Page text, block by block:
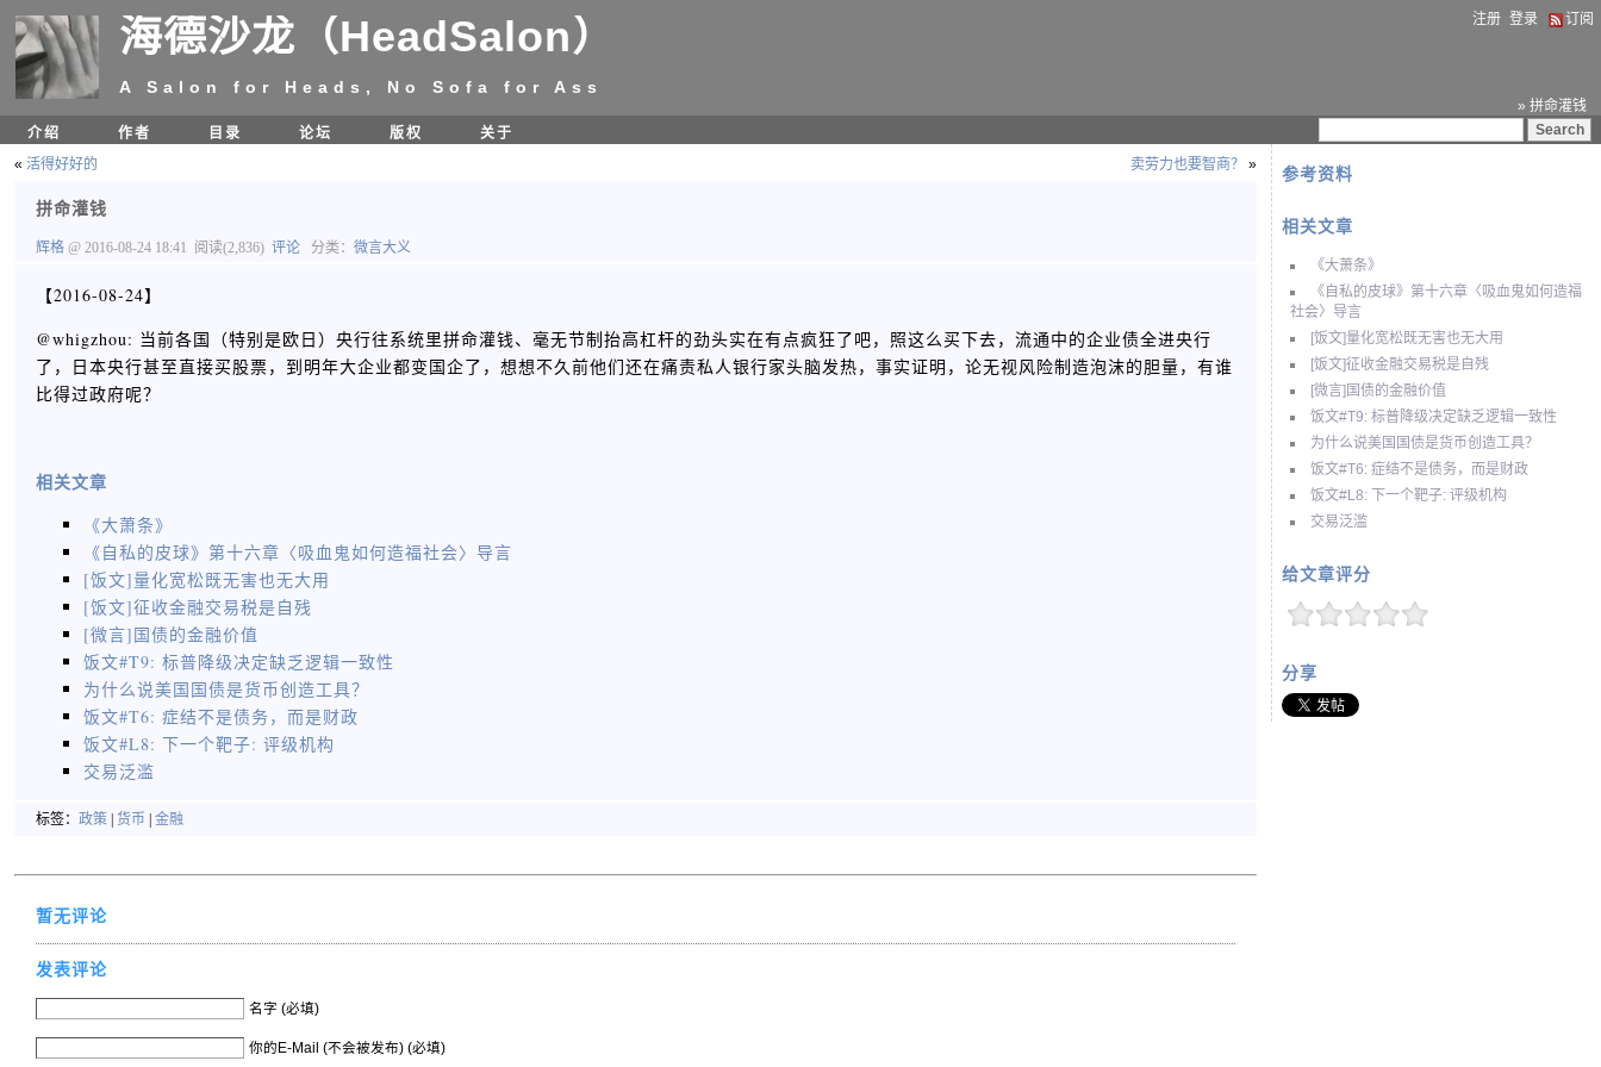
海德沙龙（HeadSalon）
A Salon for Heads, No Sofa for Ass
注册 登录 订阅
» 拼命灌钱
介绍
作者 目录 论坛 版权 关于
参考资料
相关文章
《大萧条》
《自私的皮球》第十六章〈吸血鬼如何造福
社会〉导言
[饭文]量化宽松既无害也无大用
[饭文]征收金融交易税是自残
[微言]国债的金融价值
饭文#T9: 标普降级决定缺乏逻辑一致性
为什么说美国国债是货币创造工具？
饭文#T6: 症结不是债务，而是财政
饭文#L8: 下一个靶子: 评级机构
交易泛滥
给文章评分
分享
« 活得好好的 卖劳力也要智商？ »
拼命灌钱
辉格 @ 2016-08-24 18:41 阅读(2,836) 评论 分类： 微言大义
【2016-08-24】
@whigzhou: 当前各国（特别是欧日）央行往系统里拼命灌钱、毫无节制抬高杠杆的劲头实在有点疯狂了吧，照这么买下去，流通中的企业债全进央行
了，日本央行甚至直接买股票，到明年大企业都变国企了，想想不久前他们还在痛责私人银行家头脑发热，事实证明，论无视风险制造泡沫的胆量，有谁
比得过政府呢？ ​​​​
相关文章
《大萧条》
《自私的皮球》第十六章〈吸血鬼如何造福社会〉导言
[饭文]量化宽松既无害也无大用
[饭文]征收金融交易税是自残
[微言]国债的金融价值
饭文#T9: 标普降级决定缺乏逻辑一致性
为什么说美国国债是货币创造工具？
饭文#T6: 症结不是债务，而是财政
饭文#L8: 下一个靶子: 评级机构
交易泛滥
标签： 政策 货币 金融
暂无评论
发表评论
名字 (必填)
你的E-Mail (不会被发布) (必填)